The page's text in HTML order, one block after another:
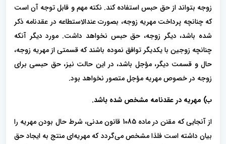
زوجه بتواند از حق حبس استفاده کند. نکته مهم و قابل توجه آن است
که چنانچه پرداخت مهریه ز‌وجه، بصورت عندالاستطاعه در عقدنامه ذکر
شده باشد، دیگر زوجه، حق حبس نخواهد داشت. مورد دیگر آنکه
چنانچه زوجین با یکدیگر توافق نموده باشند که قسمتی از مهریه زوجه،
حال و قسمت دیگر، مؤجل باشد، در این حالت نیز، حق حبسی برای
زوجه در خصوص مهریه مؤجل متصور نخواهد بود.
ب) مهریه در عقدنامه مشخص شده باشد.
از آنجایی که مقنن در ماده 1085 قانون مدنی، شرط حال بودن مهریه را
بیان داشته است فلذا مشخص می‌گردد که مهریه‌ای منتج به ایجاد حق